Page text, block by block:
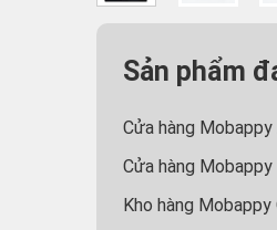
Sản phẩm
Cửa hàng Mobappy
Cửa hàng Mobappy
Kho hàng Mobappy